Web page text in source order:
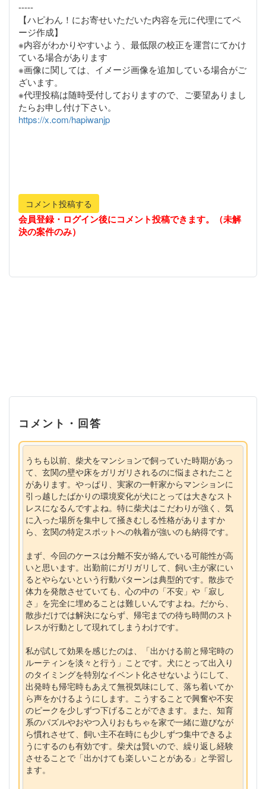
-----
【ハピわん！にお寄せいただいた内容を元に代理にてペ
ージ作成】
※内容がわかりやすいよう、最低限の校正を運営にてかけ
ている場合があります
※画像に関しては、イメージ画像を追加している場合がご
ざいます。
※代理投稿は随時受付しておりますので、ご要望ありまし
https://x.com/hapiwanjp
コメント投稿する
会員登録・ログイン後にコメント投稿できます。（未解
決の案件のみ）
コメント・回答
うちも以前、柴犬をマンションで飼っていた時期があっ
て、玄関の壁や床をガリガリされるのに悩まされたこと
があります。やっぱり、実家の一軒家からマンションに
引っ越したばかりの環境変化が犬にとっては大きなスト
レスになるんですよね。特に柴犬はこだわりが強く、気
に入った場所を集中して掻きむしる性格がありますか
ら、玄関の特定スポットへの執着が強いのも納得です。
まず、今回のケースは分離不安が絡んでいる可能性が高
いと思います。出勤前にガリガリして、飼い主が家にい
るとやらないという行動パターンは典型的です。散歩で
体力を発散させていても、心の中の「不安」や「寂し
さ」を完全に埋めることは難しいんですよね。だから、
散歩だけでは解決にならず、帰宅までの待ち時間のスト
レスが行動として現れてしまうわけです。
私が試して効果を感じたのは、「出かける前と帰宅時の
ルーティンを淡々と行う」ことです。犬にとって出入り
のタイミングを特別なイベント化させないようにして、
出発時も帰宅時もあえて無視気味にして、落ち着いてか
ら声をかけるようにします。こうすることで興奮や不安
のピークを少しずつ下げることができます。また、知育
系のパズルやおやつ入りおもちゃを家で一緒に遊びなが
ら慣れさせて、飼い主不在時にも少しずつ集中できるよ
うにするのも有効です。柴犬は賢いので、繰り返し経験
させることで「出かけても楽しいことがある」と学習し
ます。